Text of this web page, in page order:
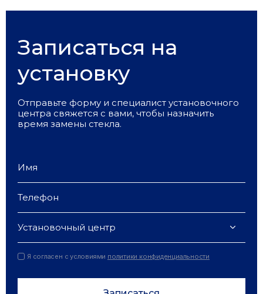
Записаться на
установку
Отправьте форму и специалист установочного
центра свяжется с вами, чтобы назначить
время замены стекла.
Установочный центр
Я согласен с условиями политики конфиденциальности